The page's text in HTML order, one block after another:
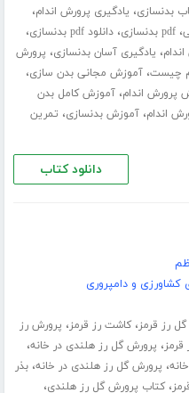
، یادگیری پرورش اندام،
،pdf بدنسازی ،دانلود pdf بدنسازی ،
، یادگیری آسان بدنسازی، پرورش
چیست،آموزش مجانی بدن سازی،
پرورش اندام،آموزش کامل بدن
اندام،آموزش بدنسازی، تمرین
دانلود کتاب
کشاورزی و دامپروری
گل رز قرمز،کاشت رز قرمز، پرورش رز
، پرورش گل رز هلندی در خانه،
، پرورش گل رز هلندی در خانه،بذر
،کتاب پرورش گل رز هلندی،